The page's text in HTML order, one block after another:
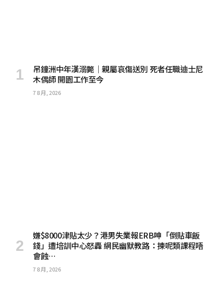
吊鐘洲中年漢溺斃｜親屬哀傷送別 死者任職迪士尼
木偶師 開園工作至今
7 8 月, 2026
嫌$8000津貼太少？港男失業報ERB呻「倒貼車飯
錢」遭培訓中心怒轟 網民幽默教路：揀呢類課程唔
會蝕…
7 8 月, 2026